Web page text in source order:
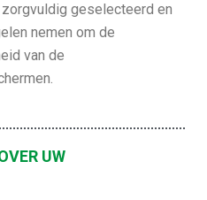
geselecteerd en
nemen om de
van de
UW